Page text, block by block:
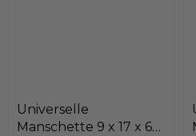
Universelle
Manschette 9 x 17 x 6